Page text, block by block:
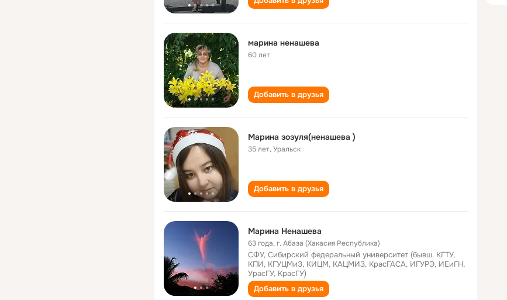
марина ненашева
60 лет
Добавить в друзья
Марина зозуля(ненашева )
35 лет,Уральск
Добавить в друзья
Марина Ненашева
63 года,г. Абаза (Хакасия Республика)
СФУ, Сибирский федеральный университет (бывш. КГТУ,
КПИ, КГУЦМиЗ, КИЦМ, КАЦМИЗ, КрасГАСА, ИГУРЭ, ИЕиГН,
УрасГУ, КрасГУ)
Добавить в друзья